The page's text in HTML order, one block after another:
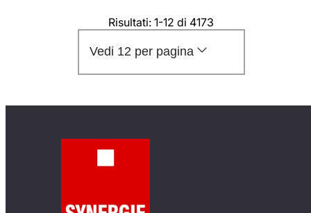
Risultati: 1-12 di 4173
Vedi 12 per pagina